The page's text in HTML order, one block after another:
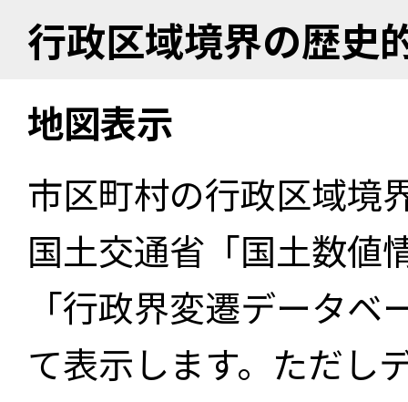
行政区域境界の歴史
地図表示
市区町村の行政区域境
国土交通省「国土数値
「行政界変遷データ
て表示します。ただし